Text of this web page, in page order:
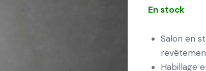
En stock
Salon en
Habillage